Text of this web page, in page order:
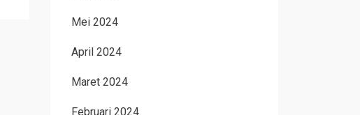
Mei 2024
April 2024
Maret 2024
Februari 2024